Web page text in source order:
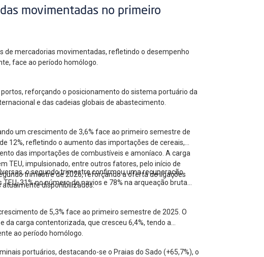
movimentadas no primeiro
de mercadorias movimentadas, refletindo o desempenho
face ao período homólogo.
reforçando o posicionamento do sistema portuário da
e das cadeias globais de abastecimento.
um crescimento de 3,6% face ao primeiro semestre de
12%, refletindo o aumento das importações de cereais,
das importações de combustíveis e amoníaco. A carga
TEU, impulsionado, entre outros fatores, pelo início de
trimestre de 2026, reforçando a oferta de ligações
atualmente disponibilizados.
o segundo trimestre confirmou uma recuperação
31% no número de navios e 78% na arqueação bruta
de 5,3% face ao primeiro semestre de 2025. O
carga contentorizada, que cresceu 6,4%, tendo a
ao período homólogo.
portuários, destacando-se o Praias do Sado (+65,7%), o